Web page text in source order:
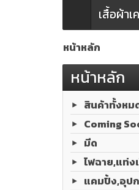
เสื้อผ้า
หน้าหลัก
หน้าหลัก
สินค้าทั้งหม
Coming
มีด
ไฟฉาย,แท่ง
แคมปิ้ง,อุป